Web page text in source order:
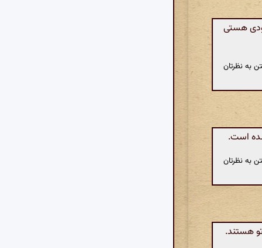
هستی
به نظرتان
است.
به نظرتان
هستند.